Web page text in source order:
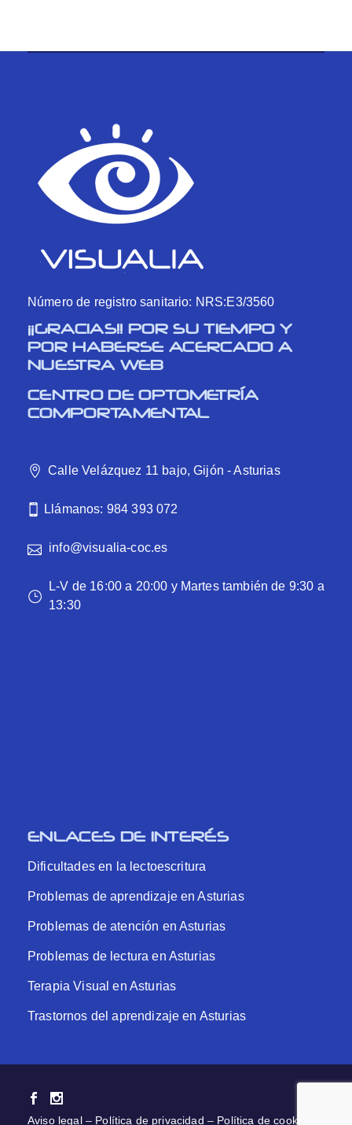
Número de registro sanitario: NRS:E3/3560
¡¡GRACIAS!! POR SU TIEMPO Y
POR HABERSE ACERCADO A
NUESTRA WEB
CENTRO DE OPTOMETRÍA
COMPORTAMENTAL
Calle Velázquez 11 bajo, Gijón - Asturias
Llámanos: 984 393 072
info@visualia-coc.es
L-V de 16:00 a 20:00 y Martes también de 9:30 a
13:30
ENLACES DE INTERÉS
Dificultades en la lectoescritura
Problemas de aprendizaje en Asturias
Problemas de atención en Asturias
Problemas de lectura en Asturias
Terapia Visual en Asturias
Trastornos del aprendizaje en Asturias
Aviso legal– Política de privacidad – Política de cookies